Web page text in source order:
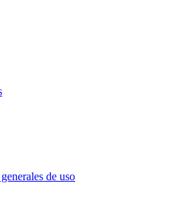
de uso